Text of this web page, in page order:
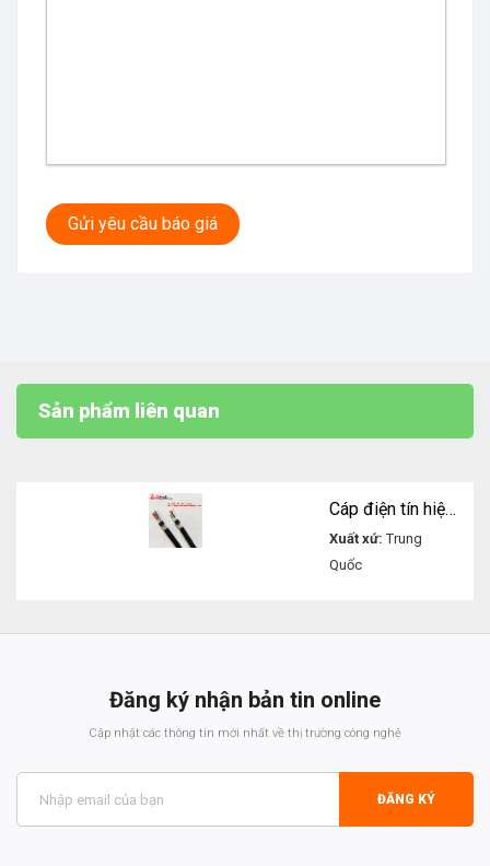
Gửi yêu cầu báo giá
Sản phẩm liên quan
Cáp điện tín hiệu RS485 1Pair 18AWG chính hãng Altek Kabel
Xuất xứ:Trung
Quốc
Đăng ký nhận bản tin online
Cập nhật các thông tin mới nhất về thị trường công nghệ
ĐĂNG KÝ